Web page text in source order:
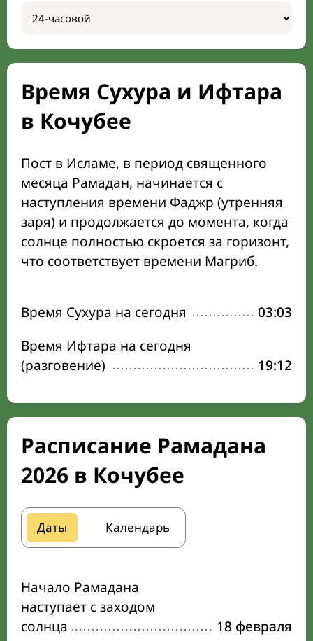
Время Сухура и Ифтара
в Кочубее
Пост в Исламе, в период священного
месяца Рамадан, начинается с
наступления времени Фаджр (утренняя
заря) и продолжается до момента, когда
солнце полностью скроется за горизонт,
что соответствует времени Магриб.
Время Сухура на сегодня
03:03
Время Ифтара на сегодня
(разговение)
19:12
Расписание Рамадана
2026 в Кочубее
Даты Календарь
Начало Рамадана
наступает с заходом
солнца
18 февраля